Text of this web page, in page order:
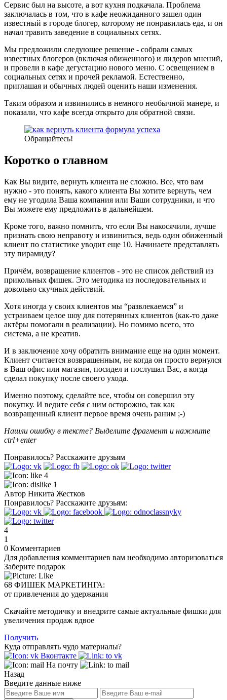
Сервис был на высоте, а вот кухня подкачала. Проблема
заключалась в том, что в кафе неожиданного зашел один
известный в городе блогер, которому не понравилась еда, и он
начал травить заведение в социальных сетях.
Мы предложили следующее решение - собрали самых
известных блогеров (включая обиженного) и лидеров мнений,
и провели в кафе дегустацию нового меню. С освещением в
социальных сетях и прочей рекламой. Естественно,
приглашая и обычных людей оценить наши изменения.
Таким образом и извинились в немного необычной манере, и
показали, что кафе всегда открыто для обратной связи.
Обращайтесь!
Коротко о главном
Как Вы видите, вернуть клиента не сложно. Все, что вам
нужно - это понять, какого клиента Вы хотите вернуть, чем
ему не угодила Ваша компания или Ваши сотрудники, и что
Вы можете ему предложить в дальнейшем.
Кроме того, важно помнить, что если Вы накосячили, лучше
признать свою неправоту и извиниться, ведь один обиженный
клиент по статистике уводит еще 10. Начинаете представлять
эту пирамиду?
Причём, возвращение клиентов - это не список действий из
прикольных фишек. Это методика из последовательных и
довольно скучных действий.
Хотя иногда у своих клиентов мы “развлекаемся” и
устраиваем целое шоу для потерянных клиентов (как-то даже
актёры помогали в реализации). Но помимо всего, это
система, а не креатив.
И в заключение хочу обратить внимание еще на один момент.
Клиент считается возвращенным, не когда он просто вернулся
в Ваш офис или магазин, посидел и послушал Вас, а когда
сделал покупку после своего ухода.
Именно поэтому, сделайте все, чтобы он совершил эту
покупку. И ведите себя с ним осторожно, так как
возвращенный клиент первое время очень раним ;-)
Нашли ошибку в тексте? Выделите фрагмент и нажмите
ctrl+enter
Понравилось? Расскажите друзьям
4
1
Автор Никита Жестков
Понравилось? Расскажите друзьям:
4
1
0 Комментариев
Для добавления комментариев вам необходимо авторизоваться
Заберите подарок
68 ФИШЕК МАРКЕТИНГА:
от привлечения до удержания
Скачайте методичку и внедрите самые актуальные фишки для
увеличения продаж вдвое
Получить
Куда отправлять чудо материалы?
Вконтакте
На почту
Назад
Введите данные ниже